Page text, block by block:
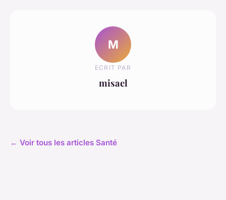
M
ECRIT PAR
misael
← Voir tous les articles Santé